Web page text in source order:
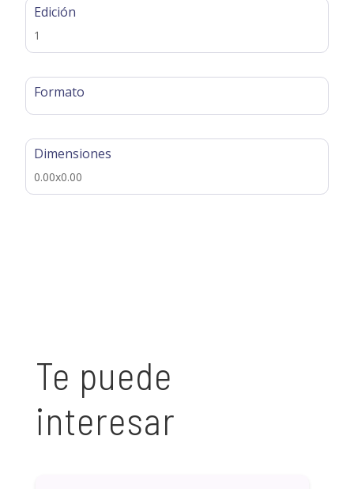
Edición
1
Formato
Dimensiones
0.00x0.00
Te puede
interesar